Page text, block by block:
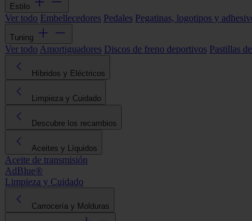
Estilo
Ver todo Embellecedores Pedales Pegatinas, logotipos y
Tuning
Ver todo Amortiguadores Discos de freno deportivos Pastillas
Híbridos y Eléctricos
Limpieza y Cuidado
Descubre los recambios
Aceites y Líquidos
Aceite de transmisión
AdBlue®
Limpieza y Cuidado
Carrocería y Molduras